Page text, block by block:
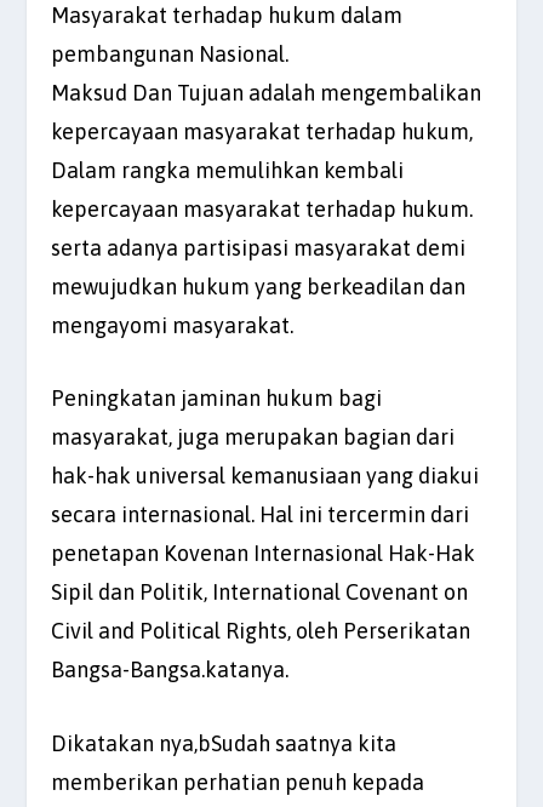
Masyarakat terhadap hukum dalam
pembangunan Nasional.
Maksud Dan Tujuan adalah mengembalikan
kepercayaan masyarakat terhadap hukum,
Dalam rangka memulihkan kembali
kepercayaan masyarakat terhadap hukum.
serta adanya partisipasi masyarakat demi
mewujudkan hukum yang berkeadilan dan
mengayomi masyarakat.
Peningkatan jaminan hukum bagi
masyarakat, juga merupakan bagian dari
hak-hak universal kemanusiaan yang diakui
secara internasional. Hal ini tercermin dari
penetapan Kovenan Internasional Hak-Hak
Sipil dan Politik, International Covenant on
Civil and Political Rights, oleh Perserikatan
Bangsa-Bangsa.katanya.
Dikatakan nya,bSudah saatnya kita
memberikan perhatian penuh kepada